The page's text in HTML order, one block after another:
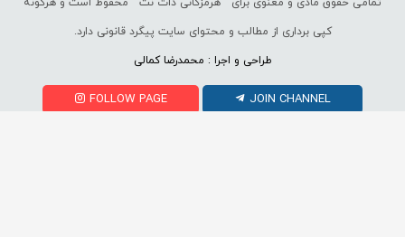
کپی برداری از مطالب و محتوای سایت پیگرد قانونی دارد.
طراحی و اجرا : محمدرضا کمالی
FOLLOW PAGE JOIN CHANNEL